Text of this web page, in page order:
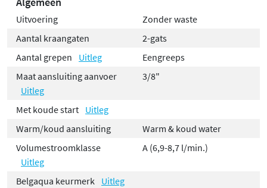
Uitvoering
Zonder waste
Aantal kraangaten
2-gats
Aantal grepen
Uitleg
Eengreeps
Maat aansluiting aanvoer
Uitleg
3/8"
Met koude start Uitleg
Warm/koud aansluiting
Warm & koud water
Volumestroomklasse
Uitleg
A (6,9-8,7 l/min.)
Belgaqua keurmerk Uitleg